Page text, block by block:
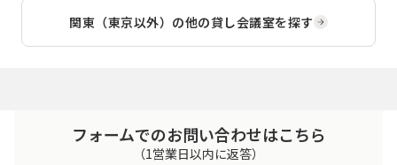
関東（東京以外） の他の貸し会議室を探す
フォームでのお問い合わせはこちら
（1営業日以内に返答）